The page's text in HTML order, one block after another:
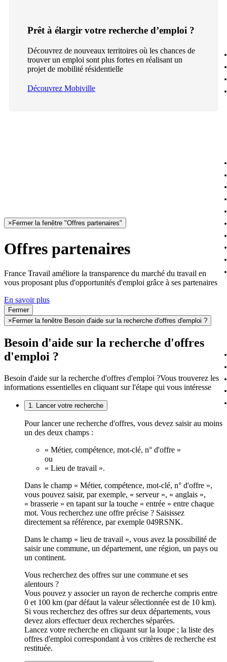
Prêt à élargir votre recherche d’emploi ?
Découvrez de nouveaux territoires où les chances de
trouver un emploi sont plus fortes en réalisant un
projet de mobilité résidentielle
Découvrez Mobiville
× Fermer la fenêtre "Offres partenaires"
Offres partenaires
France Travail améliore la transparence du marché du travail en
vous proposant plus d'opportunités d'emploi grâce à ses partenaires
En savoir plus
Fermer
× Fermer la fenêtre Besoin d'aide sur la recherche d'offres d'emploi ?
Besoin d'aide sur la recherche d'offres
d'emploi ?
Besoin d'aide sur la recherche d'offres d'emploi ?Vous trouverez les
informations essentielles en cliquant sur l'étape qui vous intéresse
1. Lancer votre recherche
Pour lancer une recherche d'offres, vous devez saisir au moins
un des deux champs :
« Métier, compétence, mot-clé, n° d'offre »
ou
« Lieu de travail ».
Dans le champ « Métier, compétence, mot-clé, n° d'offre »,
vous pouvez saisir, par exemple, « serveur », « anglais »,
« brasserie » en tapant sur la touche « entrée » entre chaque
mot. Vous recherchez une offre précise ? Saisissez
directement sa référence, par exemple 049RSNK.
Dans le champ « lieu de travail », vous avez la possibilité de
saisir une commune, un département, une région, un pays ou
un continent.
Vous recherchez des offres sur une commune et ses
alentours ?
Vous pouvez y associer un rayon de recherche compris entre
0 et 100 km (par défaut la valeur sélectionnée est de 10 km).
Si vous recherchez des offres sur deux départements, vous
devez alors effectuer deux recherches séparées.
Lancez votre recherche en cliquant sur la loupe ; la liste des
offres d'emploi correspondant à vos critères de recherche est
restituée.